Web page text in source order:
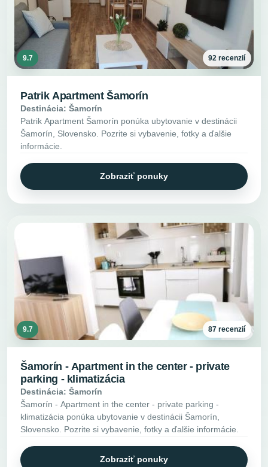
9.7 92 recenzií
Patrik Apartment Šamorín
Destinácia: Šamorín
Patrik Apartment Šamorín ponúka ubytovanie v destinácii
Šamorín, Slovensko. Pozrite si vybavenie, fotky a ďalšie
informácie.
Zobraziť ponuky
9.7 87 recenzií
Šamorín - Apartment in the center - private
parking - klimatizácia
Destinácia: Šamorín
Šamorín - Apartment in the center - private parking -
klimatizácia ponúka ubytovanie v destinácii Šamorín,
Slovensko. Pozrite si vybavenie, fotky a ďalšie informácie.
Zobraziť ponuky